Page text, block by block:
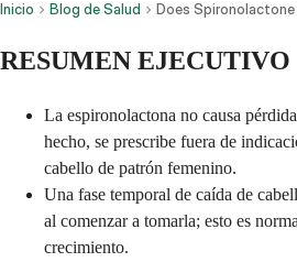
Inicio Blog de Salud
RESUMEN EJECUTIVO
La espironolactona no causa
hecho, se prescribe fuera de
cabello de patrón femenino.
Una fase temporal de caída de
al comenzar a tomarla; esto es
crecimiento.